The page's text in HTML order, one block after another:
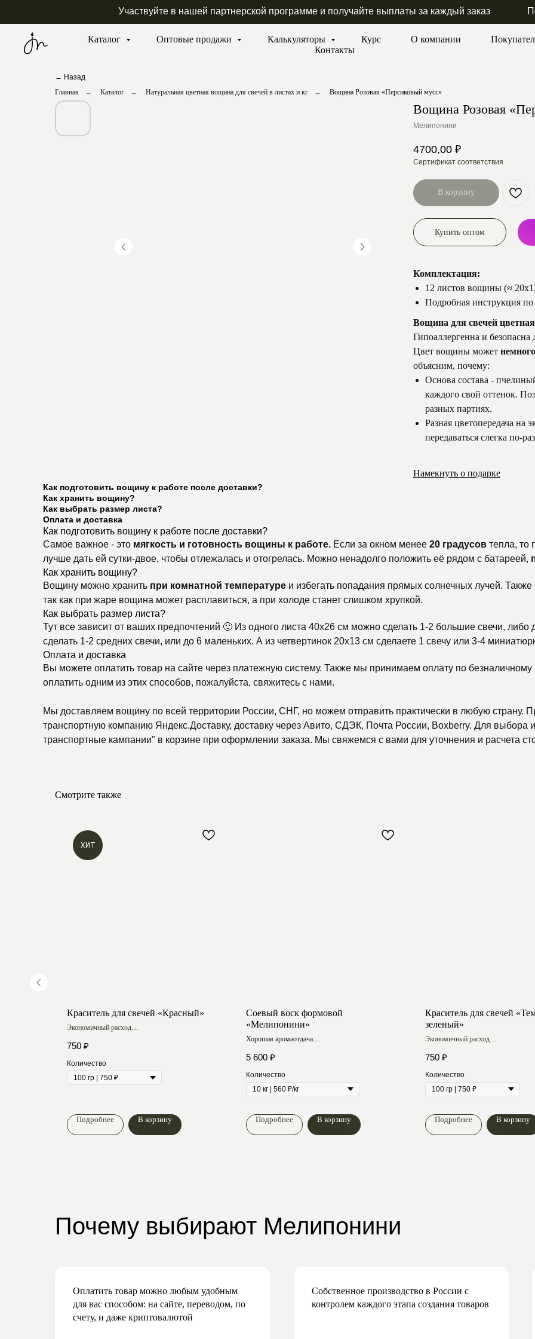
Участвуйте в нашей партнерской программе и получайте выплаты за каждый заказ
Каталог Оптовые продажи Калькуляторы Курс О компании
Контакты
← Назад
Главная
→ Каталог → Натуральная цветная вощина для свечей в листах и кг → Вощина Розовая «Персиковый мусс»
Вощина Розовая
Мелипонини
4700,00 ₽
Сертификат соответствия
В корзину
Купить оптом
Комплектация:
12 листов вощины (≈
Подробная инструкция
Вощина для свечей
Гипоаллергенна и безопасна
Цвет вощины может
объясним, почему:
Основа состава -
каждого свой оттенок.
разных партиях.
Разная цветопередача на
передаваться слегка по-
Намекнуть о подарке
Как подготовить вощину к работе после доставки?
Как хранить вощину?
Как выбрать размер листа?
Оплата и доставка
Как подготовить вощину к работе после доставки?
Самое важное - это мягкость и готовность вощины к работе. Если за окном менее 20 градусов тепла, то
лучше дать ей сутки-двое, чтобы отлежалась и отогрелась. Можно ненадолго положить её рядом с батареей,
Как хранить вощину?
Вощину можно хранить при комнатной температуре и избегать попадания прямых солнечных лучей. Также
так как при жаре вощина может расплавиться, а при холоде станет слишком хрупкой.
Как выбрать размер листа?
Тут все зависит от ваших предпочтений 🙂 Из одного листа 40х26 см можно сделать 1-2 большие свечи, либо
сделать 1-2 средних свечи, или до 6 маленьких. А из четвертинок 20х13 см сделаете 1 свечу или 3-4
Оплата и доставка
Вы можете оплатить товар на сайте через платежную систему. Также мы принимаем оплату по
оплатить одним из этих способов, пожалуйста, свяжитесь с нами.
Мы доставляем вощину по всей территории России, СНГ, но можем отправить практически в любую страну.
транспортную компанию Яндекс.Доставку, доставку через Авито, СДЭК, Почта России, Boxberry. Для выбора
транспортные кампании" в корзине при оформлении заказа. Мы свяжемся с вами для уточнения и расчета
Смотрите также
ХИТ
Краситель для свечей «Красный»
Экономичный расход
750 ₽
Количество
Подробнее В корзину
Соевый воск формовой
«Мелипонини»
Хорошая аромаотдача
5 600 ₽
Количество
Подробнее В корзину
Краситель для свечей
зеленый»
Экономичный расход
750 ₽
Количество
Подробнее В корзину
Почему выбирают Мелипонини
Оплатить товар можно любым удобным
для вас способом: на сайте, переводом, по
счету, и даже криптовалютой
Собственное производство в России с
контролем каждого этапа создания товаров